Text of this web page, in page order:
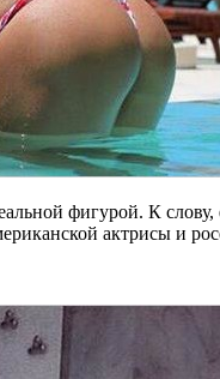
фигурой. К
актрисы и